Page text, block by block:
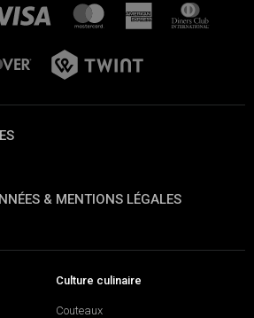
& MENTIONS LÉGALES
Culture culinaire
Couteaux